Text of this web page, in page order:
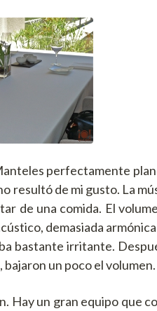
perfectamente
resultó de mi gusto. La
de una comida. El
demasiada
bastante irritante.
un poco el volumen.
Hay un gran equipo que